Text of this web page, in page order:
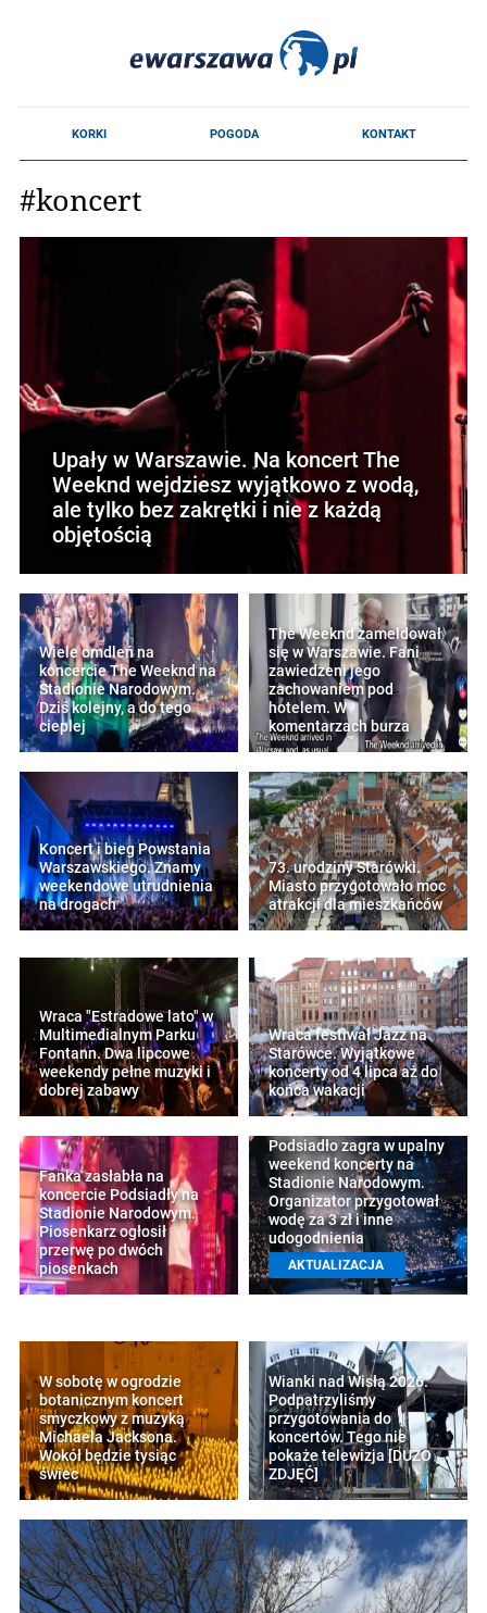
#koncert
Upały w Warszawie. Na koncert The
Weeknd wejdziesz wyjątkowo z wodą,
ale tylko bez zakrętki i nie z każdą
objętością
Wiele omdleń na
koncercie The Weeknd na
Stadionie Narodowym.
Dziś kolejny, a do tego
cieplej
The Weeknd zameldował
się w Warszawie. Fani
zawiedzeni jego
zachowaniem pod
hotelem. W
komentarzach burza
Koncert i bieg Powstania
Warszawskiego. Znamy
weekendowe utrudnienia
na drogach
73. urodziny Starówki.
Miasto przygotowało moc
atrakcji dla mieszkańców
Wraca "Estradowe lato" w
Multimedialnym Parku
Fontann. Dwa lipcowe
weekendy pełne muzyki i
dobrej zabawy
Wraca festiwał Jazz na
Starówce. Wyjątkowe
koncerty od 4 lipca aż do
końca wakacji
Fanka zasłabła na
koncercie Podsiadły na
Stadionie Narodowym.
Piosenkarz ogłosił
przerwę po dwóch
piosenkach
Podsiadło zagra w upalny
weekend koncerty na
Stadionie Narodowym.
Organizator przygotował
wodę za 3 zł i inne
udogodnienia
AKTUALIZACJA
W sobotę w ogrodzie
botanicznym koncert
smyczkowy z muzyką
Michaela Jacksona.
Wokół będzie tysiąc
świec
Wianki nad Wisłą 2026.
Podpatrzyliśmy
przygotowania do
koncertów. Tego nie
pokaże telewizja [DUŻO
ZDJĘĆ]